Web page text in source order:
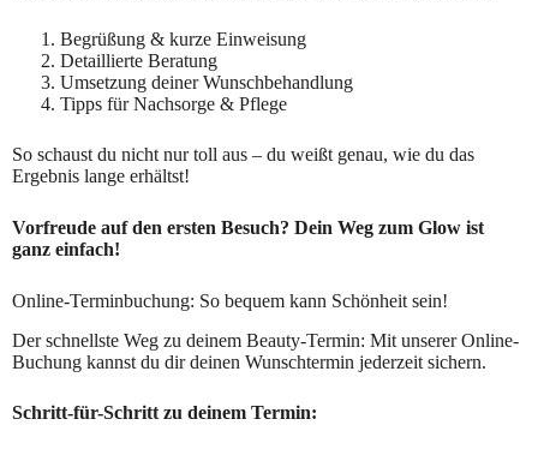
Begrüßung & kurze Einweisung
Detaillierte Beratung
Umsetzung deiner Wunschbehandlung
Tipps für Nachsorge & Pflege
So schaust du nicht nur toll aus – du weißt genau, wie du das
Ergebnis lange erhältst!
Vorfreude auf den ersten Besuch? Dein Weg zum Glow ist
ganz einfach!
Online-Terminbuchung: So bequem kann Schönheit sein!
Der schnellste Weg zu deinem Beauty-Termin: Mit unserer Online-
Buchung kannst du dir deinen Wunschtermin jederzeit sichern.
Schritt-für-Schritt zu deinem Termin: